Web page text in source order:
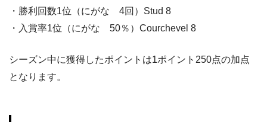
・勝利回数1位（にがな 4回）Stud 8
・入賞率1位（にがな 50％）Courchevel 8
シーズン中に獲得したポイントは1ポイント250点の加点
となります。